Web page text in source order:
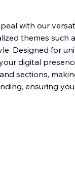
with our
themes such
Designed for
digital
sections,
ensuring